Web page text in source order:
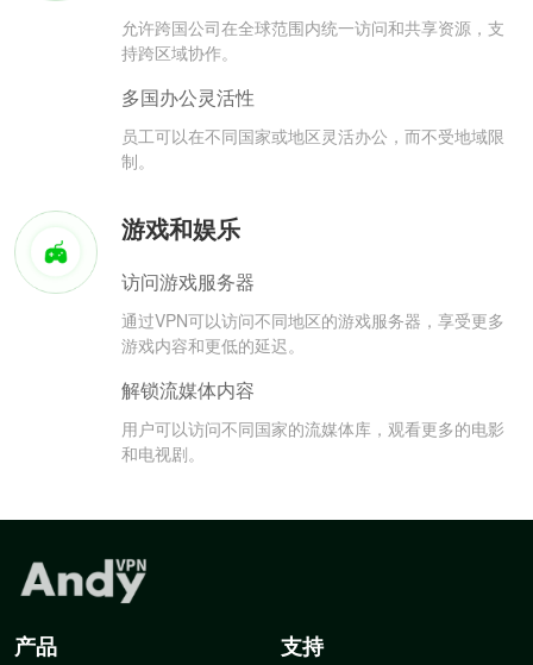
允许跨国公司在全球范围内统一访问和共享资源，支
持跨区域协作。
多国办公灵活性
员工可以在不同国家或地区灵活办公，而不受地域限
制。
游戏和娱乐
访问游戏服务器
通过VPN可以访问不同地区的游戏服务器，享受更多
游戏内容和更低的延迟。
解锁流媒体内容
用户可以访问不同国家的流媒体库，观看更多的电影
和电视剧。
产品 支持